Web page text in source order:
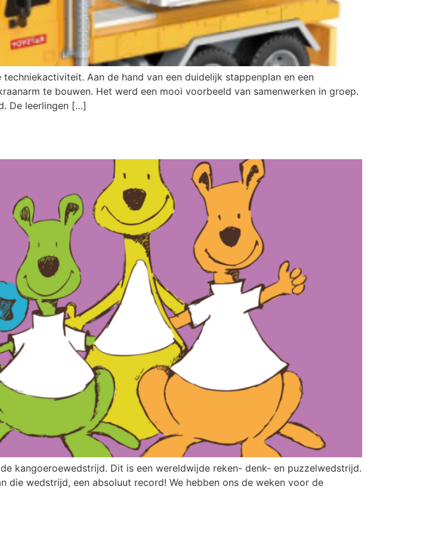
Aan de hand van een duidelijk stappenplan en een
te bouwen. Het werd een mooi voorbeeld van samenwerken in groep.
De leerlingen […]
kangoeroewedstrijd. Dit is een wereldwijde reken- denk- en puzzelwedstrijd.
die wedstrijd, een absoluut record! We hebben ons de weken voor de